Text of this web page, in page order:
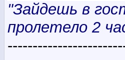
"Зайдешь в
пролетело 2